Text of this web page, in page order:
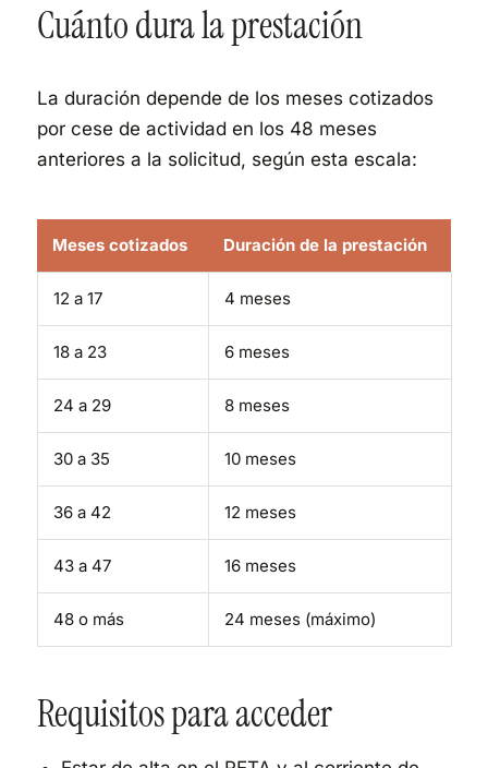
Cuánto dura la prestación
La duración depende de los meses cotizados
por cese de actividad en los 48 meses
anteriores a la solicitud, según esta escala:
Meses cotizados Duración de la prestación
12 a 17 4 meses
18 a 23 6 meses
24 a 29 8 meses
30 a 35 10 meses
36 a 42 12 meses
43 a 47 16 meses
48 o más 24 meses (máximo)
Requisitos para acceder